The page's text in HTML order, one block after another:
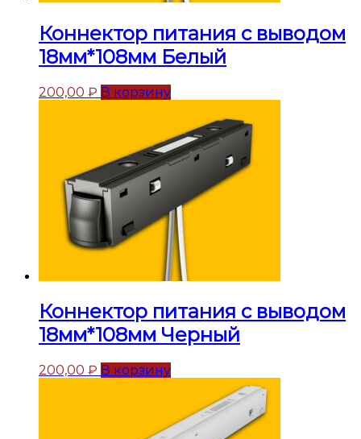
Коннектор питания с выводом
18мм*108мм Белый
200,00 ₽ В корзину
Коннектор питания с выводом
18мм*108мм Черный
200,00 ₽ В корзину